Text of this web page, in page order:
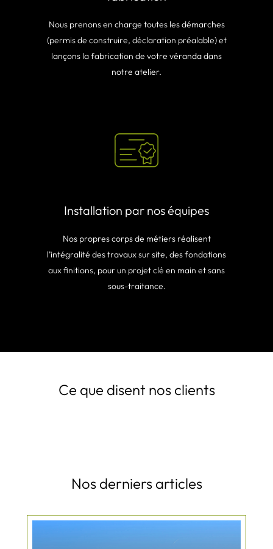
Nous prenons en charge toutes les démarches
(permis de construire, déclaration préalable) et
lançons la fabrication de votre véranda dans
notre atelier.
Installation par nos équipes
Nos propres corps de métiers réalisent
l’intégralité des travaux sur site, des fondations
aux finitions, pour un projet clé en main et sans
sous-traitance.
Ce que disent nos clients
Nos derniers articles